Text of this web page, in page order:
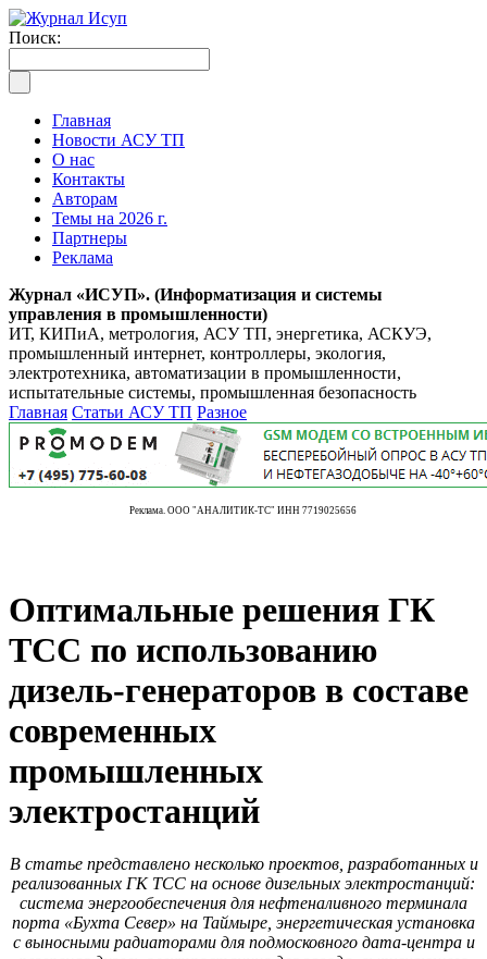
Поиск:
Главная
Новости АСУ ТП
О нас
Контакты
Авторам
Темы на 2026 г.
Партнеры
Реклама
Журнал «ИСУП». (Информатизация и системы
управления в промышленности)
ИТ, КИПиА, метрология, АСУ ТП, энергетика, АСКУЭ,
промышленный интернет, контроллеры, экология,
электротехника, автоматизации в промышленности,
испытательные системы, промышленная безопасность
Главная Статьи АСУ ТП Разное
Реклама. ООО "АНАЛИТИК-ТС" ИНН 7719025656
Оптимальные решения ГК
ТСС по использованию
дизель-генераторов в составе
современных
промышленных
электростанций
В статье представлено несколько проектов, разработанных и
реализованных ГК ТСС на основе дизельных электростанций:
система энергообеспечения для нефтеналивного терминала
порта «Бухта Север» на Таймыре, энергетическая установка
с выносными радиаторами для подмосковного дата-центра и